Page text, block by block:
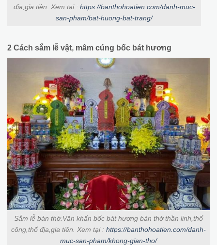
địa,gia tiên. Xem tại : https://banthohoatien.com/danh-muc-
san-pham/bat-huong-bat-trang/
2 Cách sắm lễ vật, mâm cúng bốc bát hương
Sắm lễ bàn thờ.Văn khấn bốc bát hương bàn thờ thần linh,thổ
công,thổ địa,gia tiên. Xem tại : https://banthohoatien.com/danh-
muc-san-pham/khong-gian-tho/